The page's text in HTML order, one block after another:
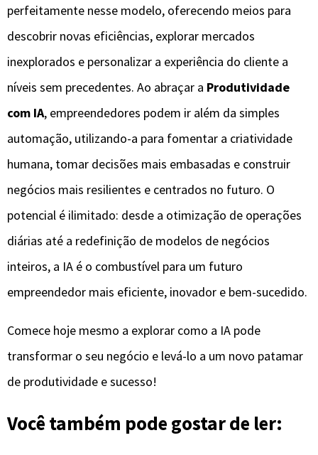
perfeitamente nesse modelo, oferecendo meios para
descobrir novas eficiências, explorar mercados
inexplorados e personalizar a experiência do cliente a
níveis sem precedentes. Ao abraçar a Produtividade
com IA, empreendedores podem ir além da simples
automação, utilizando-a para fomentar a criatividade
humana, tomar decisões mais embasadas e construir
negócios mais resilientes e centrados no futuro. O
potencial é ilimitado: desde a otimização de operações
diárias até a redefinição de modelos de negócios
inteiros, a IA é o combustível para um futuro
empreendedor mais eficiente, inovador e bem-sucedido.
Comece hoje mesmo a explorar como a IA pode
transformar o seu negócio e levá-lo a um novo patamar
de produtividade e sucesso!
Você também pode gostar de ler: